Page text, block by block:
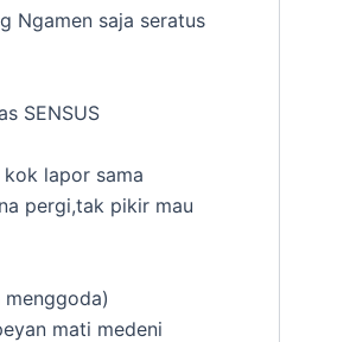
Ngamen saja seratus
SENSUS
kok lapor sama
pergi,tak pikir mau
mati medeni